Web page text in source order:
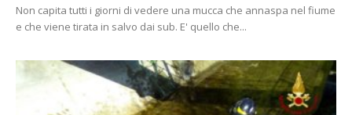
Non capita tutti i giorni di vedere una mucca che annaspa nel fiume
e che viene tirata in salvo dai sub. E' quello che...